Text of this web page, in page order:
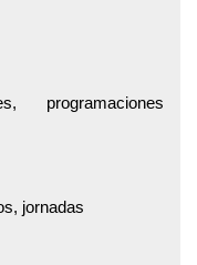
programaciones
jornadas